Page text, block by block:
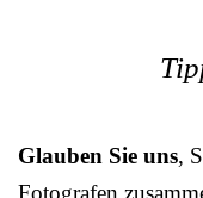
Glauben Sie uns,
Fotografen